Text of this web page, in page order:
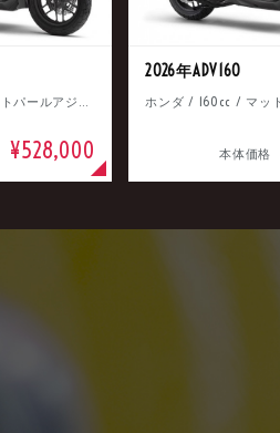
ホンダ / 160cc / マットパールアジャイルブルー
¥528,000
2026年ADV160
本体価格